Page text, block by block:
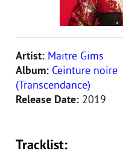
Artist: Maitre Gims
Album: Ceinture noire
(Transcendance)
Release Date: 2019
Tracklist: